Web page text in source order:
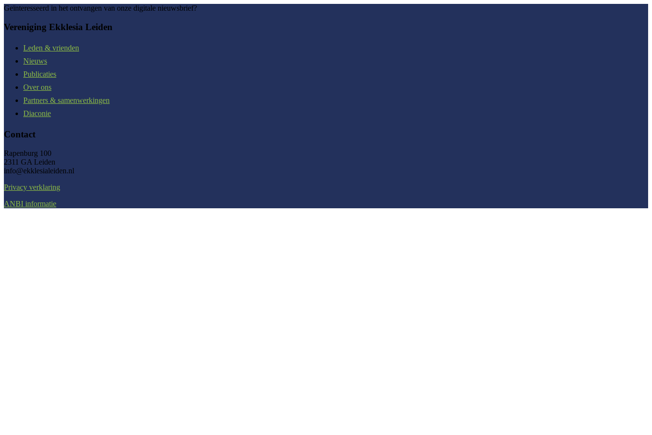
Geïnteresseerd in het ontvangen van onze digitale nieuwsbrief?
Vereniging Ekklesia Leiden
Leden & vrienden
Nieuws
Publicaties
Over ons
Partners & samenwerkingen
Diaconie
Contact
Rapenburg 100
2311 GA Leiden
info@ekklesialeiden.nl
Privacy verklaring
ANBI informatie